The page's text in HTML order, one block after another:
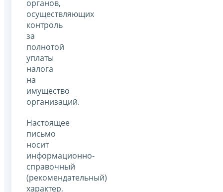
органов,
осуществляющих
контроль
за
полнотой
уплаты
налога
на
имущество
организаций.
Настоящее
письмо
носит
информационно-
справочный
(рекомендательный)
характер,